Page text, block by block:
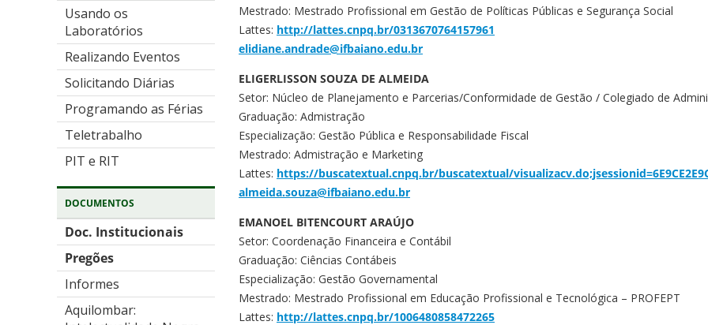
Usando os
Laboratórios
Realizando Eventos
Solicitando Diárias
Programando as Férias
Teletrabalho
PIT e RIT
DOCUMENTOS
Doc. Institucionais
Pregões
Informes
Aquilombar:
Mestrado: Mestrado Profissional em Gestão de Políticas Públicas e Segurança Social
Lattes: http://lattes.cnpq.br/0313670764157961
elidiane.andrade@ifbaiano.edu.br
ELIGERLISSON SOUZA DE ALMEIDA
Setor: Núcleo de Planejamento e Parcerias/Conformidade de Gestão / Colegiado de
Graduação: Admistração
Especialização: Gestão Pública e Responsabilidade Fiscal
Mestrado: Admistração e Marketing
Lattes: https://buscatextual.cnpq.br/buscatextual/
almeida.souza@ifbaiano.edu.br
EMANOEL BITENCOURT ARAÚJO
Setor: Coordenação Financeira e Contábil
Graduação: Ciências Contábeis
Especialização: Gestão Governamental
Mestrado: Mestrado Profissional em Educação Profissional e Tecnológica – PROFEPT
Lattes: http://lattes.cnpq.br/1006480858472265